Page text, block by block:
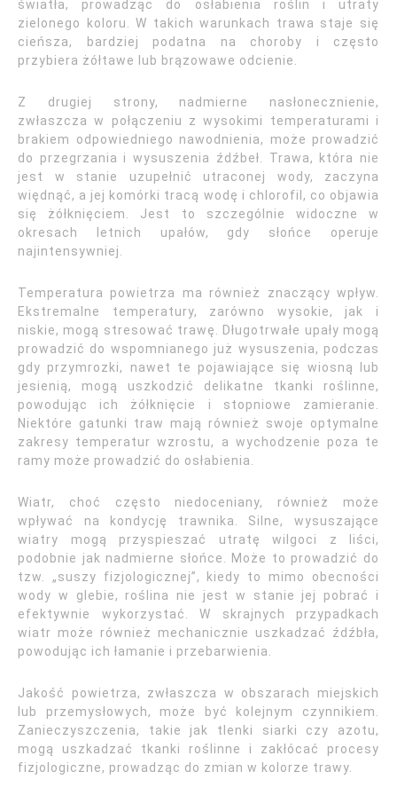
światła, prowadząc do osłabienia roślin i utraty
zielonego koloru. W takich warunkach trawa staje się
cieńsza, bardziej podatna na choroby i często
przybiera żółtawe lub brązowawe odcienie.
Z drugiej strony, nadmierne nasłonecznienie,
zwłaszcza w połączeniu z wysokimi temperaturami i
brakiem odpowiedniego nawodnienia, może prowadzić
do przegrzania i wysuszenia źdźbeł. Trawa, która nie
jest w stanie uzupełnić utraconej wody, zaczyna
więdnąć, a jej komórki tracą wodę i chlorofil, co objawia
się żółknięciem. Jest to szczególnie widoczne w
okresach letnich upałów, gdy słońce operuje
najintensywniej.
Temperatura powietrza ma również znaczący wpływ.
Ekstremalne temperatury, zarówno wysokie, jak i
niskie, mogą stresować trawę. Długotrwałe upały mogą
prowadzić do wspomnianego już wysuszenia, podczas
gdy przymrozki, nawet te pojawiające się wiosną lub
jesienią, mogą uszkodzić delikatne tkanki roślinne,
powodując ich żółknięcie i stopniowe zamieranie.
Niektóre gatunki traw mają również swoje optymalne
zakresy temperatur wzrostu, a wychodzenie poza te
ramy może prowadzić do osłabienia.
Wiatr, choć często niedoceniany, również może
wpływać na kondycję trawnika. Silne, wysuszające
wiatry mogą przyspieszać utratę wilgoci z liści,
podobnie jak nadmierne słońce. Może to prowadzić do
tzw. „suszy fizjologicznej”, kiedy to mimo obecności
wody w glebie, roślina nie jest w stanie jej pobrać i
efektywnie wykorzystać. W skrajnych przypadkach
wiatr może również mechanicznie uszkadzać źdźbła,
powodując ich łamanie i przebarwienia.
Jakość powietrza, zwłaszcza w obszarach miejskich
lub przemysłowych, może być kolejnym czynnikiem.
Zanieczyszczenia, takie jak tlenki siarki czy azotu,
mogą uszkadzać tkanki roślinne i zakłócać procesy
fizjologiczne, prowadząc do zmian w kolorze trawy.